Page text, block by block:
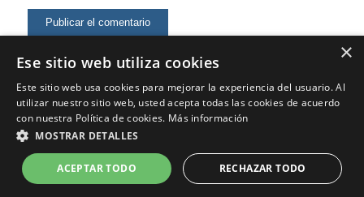
© Copyright - Jaime Fernández - Marketing Digital, Marca Personal,
×
Ese sitio web utiliza cookies
Este sitio web usa cookies para mejorar la experiencia del usuario. Al
utilizar nuestro sitio web, usted acepta todas las cookies de acuerdo
con nuestra Política de cookies. Más información
MOSTRAR DETALLES
ACEPTAR TODO RECHAZAR TODO